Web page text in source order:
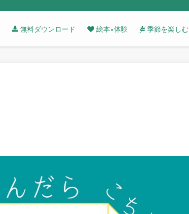
無料ダウンロード 絵本×体験 季節を楽しむ